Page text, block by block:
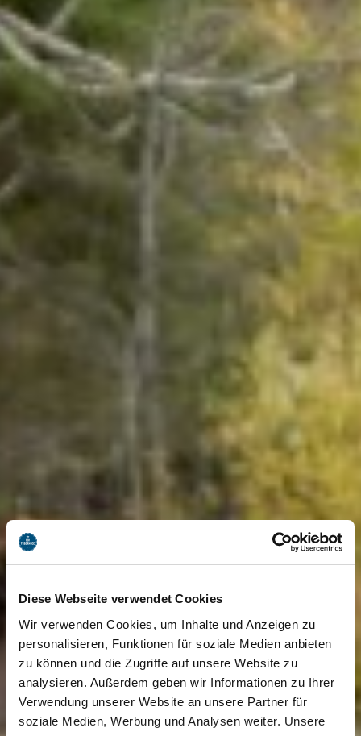
Diese Webseite verwendet Cookies
Wir verwenden Cookies, um Inhalte und Anzeigen zu
personalisieren, Funktionen für soziale Medien anbieten
zu können und die Zugriffe auf unsere Website zu
analysieren. Außerdem geben wir Informationen zu Ihrer
Verwendung unserer Website an unsere Partner für
soziale Medien, Werbung und Analysen weiter. Unsere